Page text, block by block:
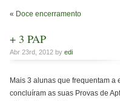
« Doce encerramento
+ 3 PAP
Abr 23rd, 2012 by edi
Mais 3 alunas que frequentam
concluíram as suas Provas de